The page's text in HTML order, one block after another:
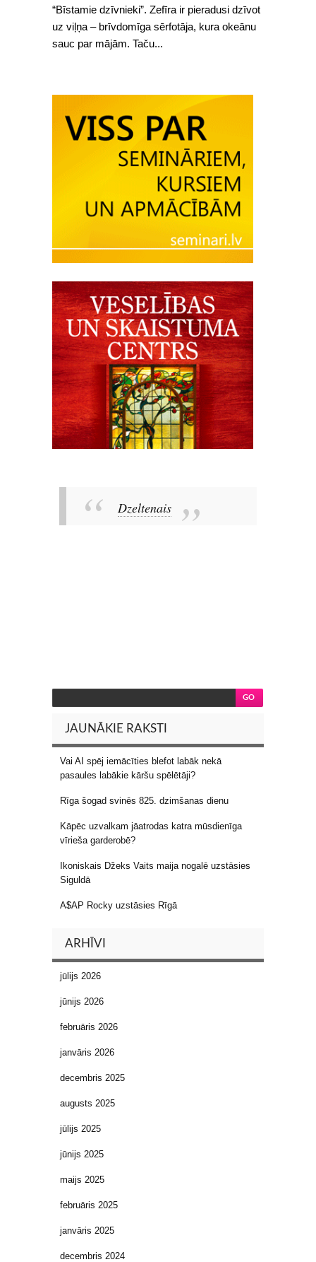
“Bīstamie dzīvnieki”. Zefīra ir pieradusi dzīvot
uz viļņa – brīvdomīga sērfotāja, kura okeānu
sauc par mājām. Taču...
Dzeltenais
JAUNĀKIE RAKSTI
Vai AI spēj iemācīties blefot labāk nekā
pasaules labākie kāršu spēlētāji?
Rīga šogad svinēs 825. dzimšanas dienu
Kāpēc uzvalkam jāatrodas katra mūsdienīga
vīrieša garderobē?
Ikoniskais Džeks Vaits maija nogalē uzstāsies
Siguldā
A$AP Rocky uzstāsies Rīgā
ARHĪVI
jūlijs 2026
jūnijs 2026
februāris 2026
janvāris 2026
decembris 2025
augusts 2025
jūlijs 2025
jūnijs 2025
maijs 2025
februāris 2025
janvāris 2025
decembris 2024